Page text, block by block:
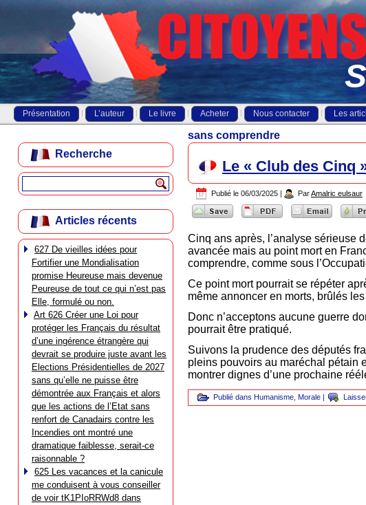
Présentation L’auteur Le livre Acheter Nous contacter Les
Recherche
Articles récents
627 De vieilles idées pour
Fortifier une Mondialisation
promise Heureuse mais devenue
Peureuse de tout ce qui n’est pas
Elle, formulé ou non.
Art 626 Créer une Loi pour
protéger les Français du résultat
d’une ingérence étrangère qui
devrait se produire juste avant les
Elections Présidentielles de 2027
sans qu’elle ne puisse être
démontrée aux Français et alors
que les actions de l’Etat sans
renfort de Canadairs contre les
Incendies ont montré une
dramatique faiblesse, serait-ce
raisonnable ?
625 Les vacances et la canicule
me conduisent à vous conseiller
de voir tK1PIoRRWd8 dans
sans comprendre
Le « Club des Cinq
Publié le 06/03/2025 | ParAmalric eulsaur
Cinq ans après, l’analyse sérieuse
avancée mais au point mort en
comprendre, comme sous
Ce point mort pourrait se répéter
même annoncer en morts, brûlés
Donc n’acceptons aucune guerre
pourrait être pratiqué.
Suivons la prudence des députés
pleins pouvoirs au maréchal pétain
montrer dignes d’une prochaine
Publié dans Humanisme Morale |